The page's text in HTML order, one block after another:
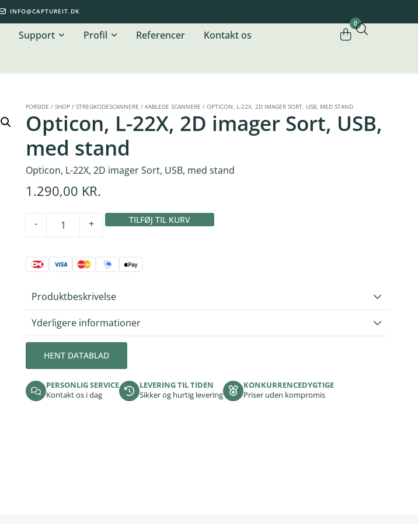
INFO@CAPTUREIT.DK
Support Profil Referencer Kontakt os
0
FORSIDE / SHOP / STREGKODESCANNERE / KABLEDE SCANNERE / OPTICON, L-22X, 2D IMAGER SORT, USB, MED STAND
Opticon, L-22X, 2D imager Sort, USB,
med stand
Opticon, L-22X, 2D imager Sort, USB, med stand
1.290,00 KR.
- + TILFØJ TIL KURV
Produktbeskrivelse
Yderligere informationer
HENT DATABLAD
PERSONLIG SERVICE
Kontakt os i dag
LEVERING TIL TIDEN
Sikker og hurtig levering
KONKURRENCEDYGTIGE
Priser uden kompromis